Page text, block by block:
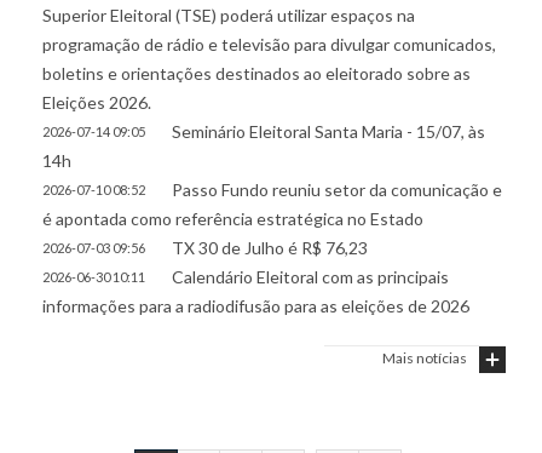
Superior Eleitoral (TSE) poderá utilizar espaços na
programação de rádio e televisão para divulgar comunicados,
boletins e orientações destinados ao eleitorado sobre as
Eleições 2026.
2026-07-14 09:05 Seminário Eleitoral Santa Maria - 15/07, às
14h
2026-07-10 08:52 Passo Fundo reuniu setor da comunicação e
é apontada como referência estratégica no Estado
2026-07-03 09:56 TX 30 de Julho é R$ 76,23
2026-06-30 10:11 Calendário Eleitoral com as principais
informações para a radiodifusão para as eleições de 2026
Mais notícias